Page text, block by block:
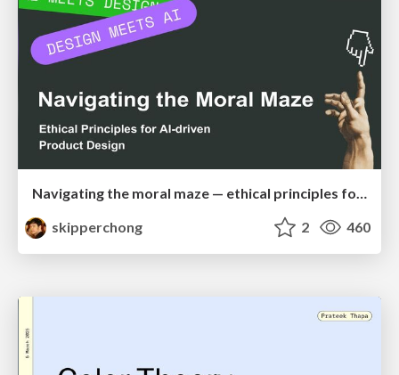
Navigating the moral maze — ethical principles for Al-driven product design
skipperchong
2 460